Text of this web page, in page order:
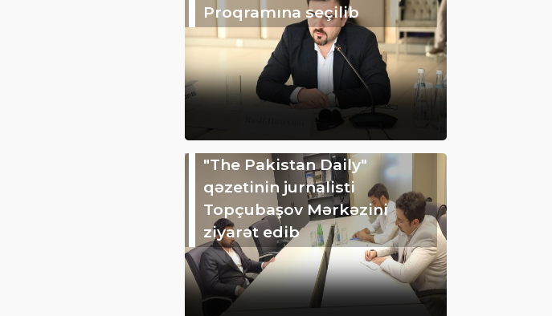
Proqramına seçilib
"The Pakistan Daily"
qəzetinin jurnalisti
Topçubaşov Mərkəzini
ziyarət edib